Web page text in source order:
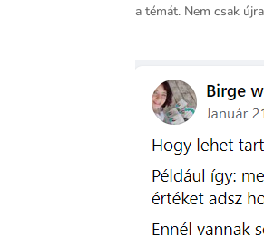
a témát. Nem csak